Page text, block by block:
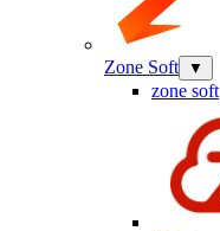
Zone Soft ▼
zone soft